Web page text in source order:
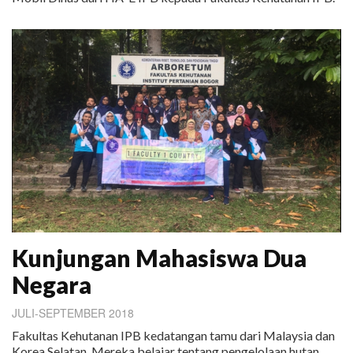
Kunjungan Mahasiswa Dua
Negara
JULI-SEPTEMBER 2018
Fakultas Kehutanan IPB kedatangan tamu dari Malaysia dan